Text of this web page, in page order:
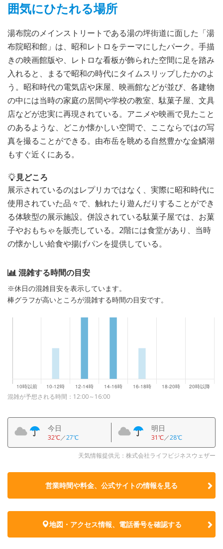
囲気にひたれる場所
湯布院のメインストリートである湯の坪街道に面した「湯
布院昭和館」は、昭和レトロをテーマにしたパーク。手描
きの映画館版や、レトロな看板が飾られた空間に足を踏み
入れると、まるで昭和の時代にタイムスリップしたかのよ
う。昭和時代の電気店や床屋、映画館などが並び、各建物
の中には当時の家庭の居間や学校の教室、駄菓子屋、文具
店などが忠実に再現されている。アニメや映画で見たこと
のあるような、どこか懐かしい空間で、ここならではの写
真を撮ることができる。由布岳を眺める自然豊かな金鱗湖
もすぐ近くにある。
見どころ
展示されているのはレプリカではなく、実際に昭和時代に
使用されていた品々で、触れたり遊んだりすることができ
る体験型の展示施設。併設されている駄菓子屋では、お菓
子やおもちゃを販売している。2階には食堂があり、当時
の懐かしい給食や揚げパンを提供している。
混雑する時間の目安
※休日の混雑目安を表示しています。
棒グラフが高いところが混雑する時間の目安です。
混雑が予想される時間：12:00～16:00
今日
32℃／27℃
明日
31℃／28℃
天気情報提供元：株式会社ライフビジネスウェザー
営業時間や料金、公式サイトの情報を見る
地図・アクセス情報、電話番号を確認する